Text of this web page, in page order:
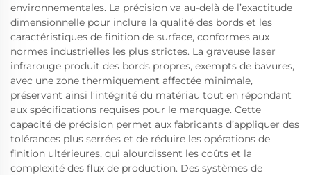
environnementales. La précision va au-delà de l’exactitude
dimensionnelle pour inclure la qualité des bords et les
caractéristiques de finition de surface, conformes aux
normes industrielles les plus strictes. La graveuse laser
infrarouge produit des bords propres, exempts de bavures,
avec une zone thermiquement affectée minimale,
préservant ainsi l’intégrité du matériau tout en répondant
aux spécifications requises pour le marquage. Cette
capacité de précision permet aux fabricants d’appliquer des
tolérances plus serrées et de réduire les opérations de
finition ultérieures, qui alourdissent les coûts et la
complexité des flux de production. Des systèmes de